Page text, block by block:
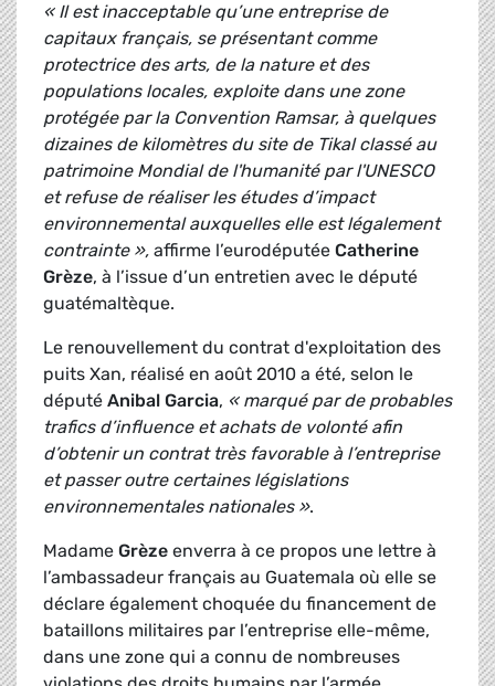
« Il est inacceptable qu’une entreprise de
capitaux français, se présentant comme
protectrice des arts, de la nature et des
populations locales, exploite dans une zone
protégée par la Convention Ramsar, à quelques
dizaines de kilomètres du site de Tikal classé au
patrimoine Mondial de l'humanité par l'UNESCO
et refuse de réaliser les études d’impact
environnemental auxquelles elle est légalement
contrainte », affirme l’eurodéputée Catherine
Grèze, à l’issue d’un entretien avec le député
guatémaltèque.
Le renouvellement du contrat d'exploitation des
puits Xan, réalisé en août 2010 a été, selon le
député Anibal Garcia, « marqué par de probables
trafics d’influence et achats de volonté afin
d’obtenir un contrat très favorable à l’entreprise
et passer outre certaines législations
environnementales nationales ».
Madame Grèze enverra à ce propos une lettre à
l’ambassadeur français au Guatemala où elle se
déclare également choquée du financement de
bataillons militaires par l’entreprise elle-même,
dans une zone qui a connu de nombreuses